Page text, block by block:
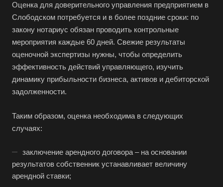
Оценка для доверительного управления предприятием в
Слободском потребуется и в более поздние сроки: по
закону нотариус обязан проводить контрольные
мероприятия каждые 60 дней. Свежие результаты
оценочной экспертизы нужны, чтобы определить
эффективность действий управляющего, изучить
динамику прибыльности бизнеса, активов и дебиторской
задолженности.
Таким образом, оценка необходима в следующих
случаях:
заключение арендного договора – на основании
результатов собственник устанавливает величину
арендной ставки;